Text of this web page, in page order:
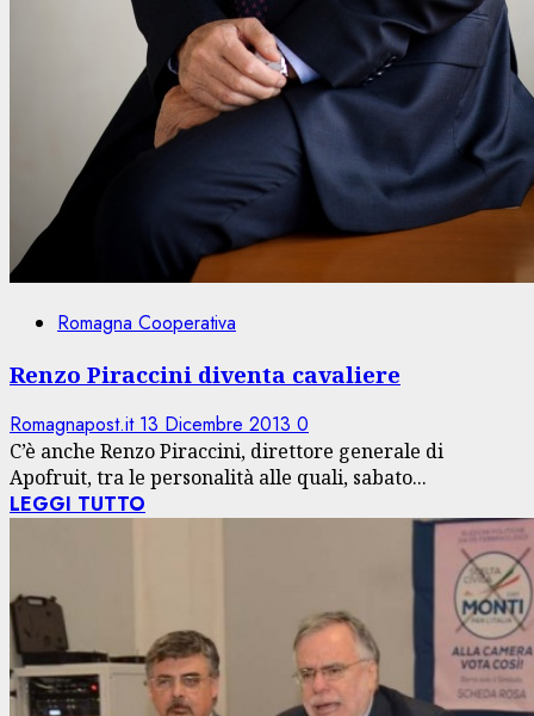
Romagna Cooperativa
Renzo Piraccini diventa cavaliere
Romagnapost.it 13 Dicembre 2013 0
C’è anche Renzo Piraccini, direttore generale di
Apofruit, tra le personalità alle quali, sabato...
LEGGI TUTTO